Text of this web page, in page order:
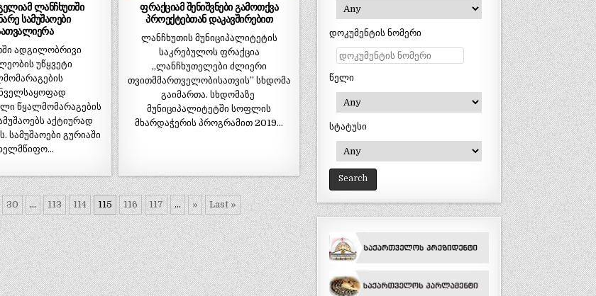
ლანჩხუთში
სამუშაოები
ადგილობრივი
უწყვეტი
წყალმომარაგების
აქტიურად
სამუშაოები გურიაში
ფრაქციამ შენიშვნები გამოთქვა
პროექტებთან დაკავშირებით
ლანჩხუთის მუნიციპალიტეტის
საკრებულოს ფრაქცია
,,ლანჩხუთელები ძლიერი
თვითმმართველობისათვის” სხდომა
გაიმართა. სხდომაზე
მუნიციპალიტეტში სოფლის
მხარდაჭერის პროგრამით 2019…
30 ... 113 114 115 116 117 ... » Last »
დოკუმენტის ნომერი
წელი
სტატუსი